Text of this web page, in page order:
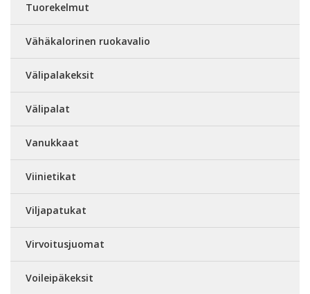
Tuorekelmut
Vähäkalorinen ruokavalio
Välipalakeksit
Välipalat
Vanukkaat
Viinietikat
Viljapatukat
Virvoitusjuomat
Voileipäkeksit